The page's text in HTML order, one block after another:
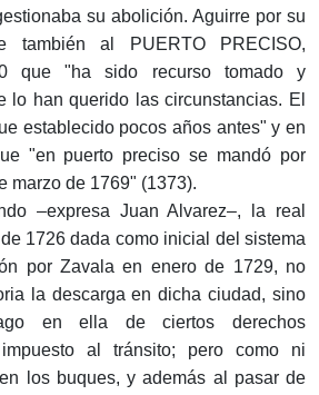
su abolición. Aguirre por su
también al PUERTO PRECISO,
que "ha sido recurso tomado y
lo han querido las circunstancias. El
establecido pocos años antes" y en
"en puerto preciso se mandó por
marzo de 1769" (1373).
–expresa Juan Alvarez–, la real
1726 dada como inicial del sistema
por Zavala en enero de 1729, no
la descarga en dicha ciudad, sino
en ella de ciertos derechos
al tránsito; pero como ni
los buques, y además al pasar de